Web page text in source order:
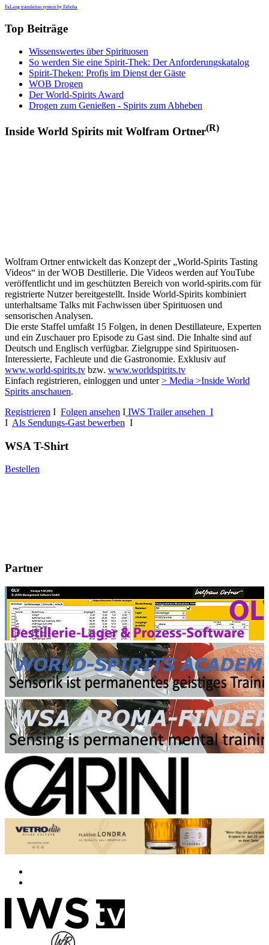
FaLang translation system by Faboba
Top Beiträge
Wissenswertes über Spirituosen
So werden Sie eine Spirit-Thek: Der Anforderungskatalog
Spirit-Theken: Profis im Dienst der Gäste
WOB Drogen
Der World-Spirits Award
Drogen zum Genießen - Spirits zum Abheben
Inside World Spirits mit Wolfram Ortner(R)
Wolfram Ortner entwickelt das Konzept der „World-Spirits Tasting
Videos“ in der WOB Destillerie. Die Videos werden auf YouTube
veröffentlicht und im geschützten Bereich von world-spirits.com für
registrierte Nutzer bereitgestellt. Inside World-Spirits kombiniert
unterhaltsame Talks mit Fachwissen über Spirituosen und
sensorischen Analysen.
Die erste Staffel umfaßt 15 Folgen, in denen Destillateure, Experten
und ein Zuschauer pro Episode zu Gast sind. Die Inhalte sind auf
Deutsch und Englisch verfügbar. Zielgruppe sind Spirituosen-
Interessierte, Fachleute und die Gastronomie. Exklusiv auf
www.world-spirits.tv bzw. www.worldspirits.tv
Einfach registrieren, einloggen und unter> Media >Inside World
Spirits anschauen.
Registrieren I Folgen ansehen I IWS Trailer ansehen I
I Als Sendungs-Gast bewerben I
WSA T-Shirt
Bestellen
Partner